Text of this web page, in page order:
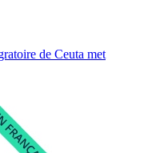
de Ceuta met